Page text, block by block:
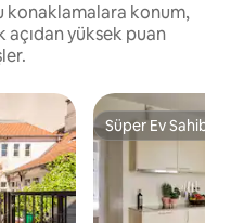
konaklamalara konum,
yüksek puan
Süper Ev Sahibi
Süper Ev Sahibi